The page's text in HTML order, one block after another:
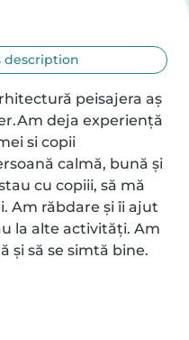
description
peisajera aș
deja experiență
si copii
calmă, bună și
cu copiii, să mă
Am răbdare și îi ajut
la alte activități. Am
și să se simtă bine.